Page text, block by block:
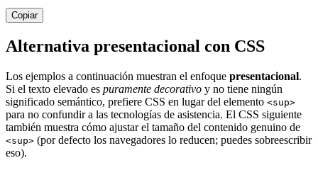
Copiar
Alternativa presentacional con CSS
Los ejemplos a continuación muestran el enfoque presentacional.
Si el texto elevado es puramente decorativo y no tiene ningún
significado semántico, prefiere CSS en lugar del elemento <sup>
para no confundir a las tecnologías de asistencia. El CSS siguiente
también muestra cómo ajustar el tamaño del contenido genuino de
<sup> (por defecto los navegadores lo reducen; puedes sobreescribir
eso).